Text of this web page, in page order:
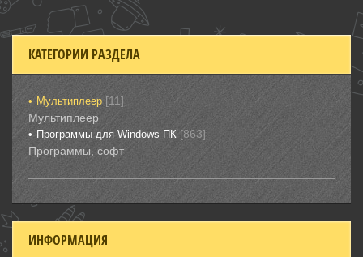
КАТЕГОРИИ РАЗДЕЛА
Мультиплеер [11]
Мультиплеер
Программы для Windows ПК [863]
Программы, софт
ИНФОРМАЦИЯ